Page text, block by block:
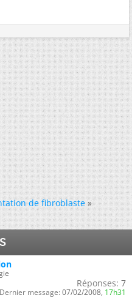
de fibroblaste »
Réponses: 7
Dernier message: 07/02/2008, 17h31